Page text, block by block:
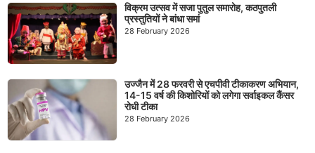
विक्रम उत्सव में सजा पुतुल समारोह, कठपुतली
प्रस्तुतियों ने बांधा समां
28 February 2026
उज्जैन में 28 फरवरी से एचपीवी टीकाकरण अभियान,
14-15 वर्ष की किशोरियों को लगेगा सर्वाइकल कैंसर
रोधी टीका
28 February 2026